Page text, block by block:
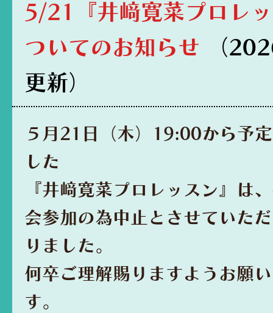
5/21『井﨑寛菜プロレ
ついてのお知らせ
（
更新）
５月21日（木）19:00から予
した
『井﨑寛菜プロレッスン』は
会参加の為中止とさせていた
りました。
何卒ご理解賜りますようお願
す。